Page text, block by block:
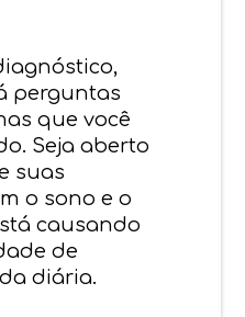
perguntas
que você
Seja aberto
suas
o sono e o
causando
de
diária.